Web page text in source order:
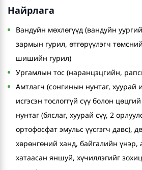
Найрлага
Вандуйн мөхлөгүүд (вандуйн
зармын гурил, өтгөрүүлэгч
шишийн гурил)
Ургамлын тос (наранцэцгийн,
Амтлагч (сонгинын нунтаг, хуурай
исгэсэн тослоггүй сүү болон
нунтаг (бяслаг, хуурай сүү, 2
ортофосфат эмульс үүсгэгч давс),
хөрөнгөний ханд, байгалийн үнэр,
хатаасан яншуй, хүчиллэгийг